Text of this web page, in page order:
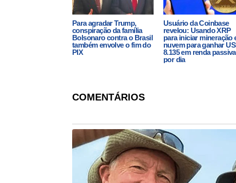
Para agradar Trump,
conspiração da família
Bolsonaro contra o Brasil
também envolve o fim do
PIX
Usuário da Coinbase
revelou: Usando XRP
para iniciar mineração
nuvem para ganhar
8.135 em renda passiva
por dia
COMENTÁRIOS